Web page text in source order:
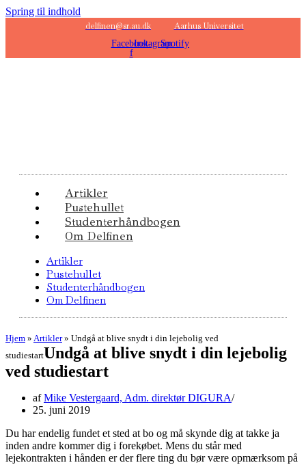
Spring til indhold
delfinen@sr.au.dk Aarhus Universitet
Facebook-
f
InstagramSpotify
Artikler
Pustehullet
Studenterhåndbogen
Om Delfinen
Artikler
Pustehullet
Studenterhåndbogen
Om Delfinen
Hjem » Artikler» Undgå at blive snydt i din lejebolig ved
studiestartUndgå at blive snydt i din lejebolig
ved studiestart
afMike Vestergaard, Adm. direktør DIGURA
25. juni 2019
Du har endelig fundet et sted at bo og må skynde dig at takke ja
inden andre kommer dig i forekøbet. Mens du står med
lejekontrakten i hånden er der flere ting du bør være opmærksom på